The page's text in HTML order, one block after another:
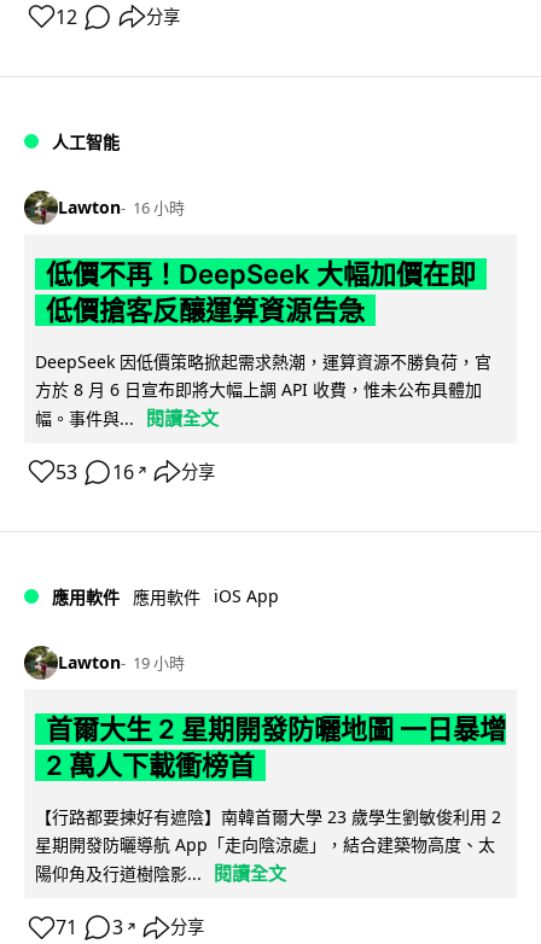
12 分享
人工智能
Lawton 16 小時
低價不再！DeepSeek 大幅加價在即
低價搶客反釀運算資源告急
DeepSeek 因低價策略掀起需求熱潮，運算資源不勝負荷，官
方於 8 月 6 日宣布即將大幅上調 API 收費，惟未公布具體加
幅。事件與...
閱讀全文
53 16 ↗ 分享
應用軟件 應用軟件 iOS App
Lawton 19 小時
首爾大生 2 星期開發防曬地圖 一日暴增
2 萬人下載衝榜首
【行路都要揀好有遮陰】南韓首爾大學 23 歲學生劉敏俊利用 2
星期開發防曬導航 App「走向陰涼處」，結合建築物高度、太
陽仰角及行道樹陰影...
閱讀全文
71 3 ↗ 分享